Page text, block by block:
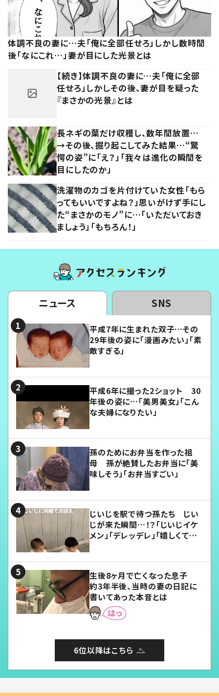
体調不良の妻に…夫「俺に全部任せろ」しかし数時間
後「なにこれ…」妻が目にした光景とは
【続き】体調不良の妻に…夫「俺に全部
任せろ」しかしその後、妻が目を疑った
『まさかの光景』とは
長ネギの葉だけ収穫し、数年間放置…
→その後、掘り起こしてみた結果…“驚
愕の姿”に「え？」「我々は進化の瞬間を
目にしたのか」
洗濯物のカゴを片付けていた女性「もら
ってもいいですよね？」思いがけず手にし
た“まさかのモノ”に…「いただいておき
ましょう」「もちろん！」
ニュース SNS
平成7年に生まれた双子…その
29年後の姿に「漫画みたい」「素
敵すぎる」
平成6年に撮った2ショット 30
年後の姿に…「美男美女」「こん
な夫婦になりたい」
孫のためにお弁当を作った祖
母 孫が絶賛したお弁当に「美
味しそう」「お弁当すごい」
じいじを駅で待つ孫たち じい
じが来た瞬間…！？「じいじイケ
メン」「デレッデレ」「嬉しくて可
生後8ヶ月で亡くなった息子
約3年半後、当時の妻の日記に
書いてあった本音とは
6位以降はこちら